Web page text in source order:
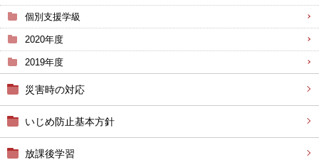
個別支援学級
2020年度
2019年度
災害時の対応
いじめ防止基本方針
放課後学習